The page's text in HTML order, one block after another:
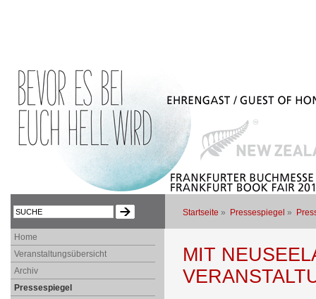
Startseite » Pressespiegel »
MIT
Home
Veranstaltungsübersicht
Archiv
Pressespiegel